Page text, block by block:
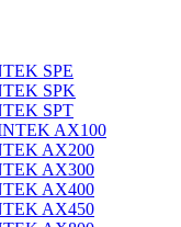
SPE
SPK
SPT
INTEK AX100
AX200
AX300
AX400
AX450